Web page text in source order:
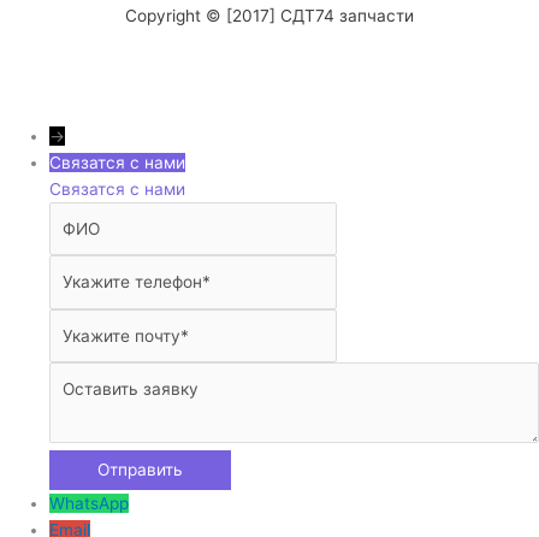
Copyright © [2017] СДТ74 запчасти
→
Связатся с нами
Связатся с нами
WhatsApp
Email